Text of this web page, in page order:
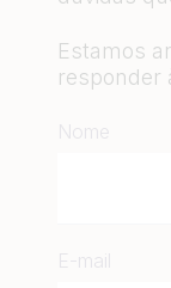
Estamos
responder